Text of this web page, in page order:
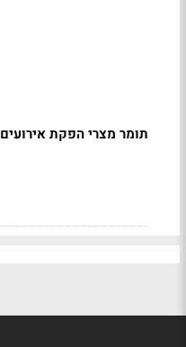
תומר מצרי הפקת אירועים